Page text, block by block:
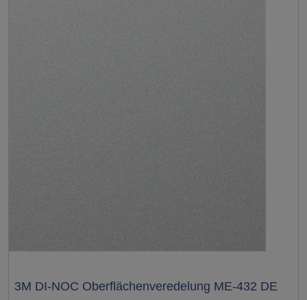
Test
3M DI-NOC Oberflächenveredelung ME-432 DE